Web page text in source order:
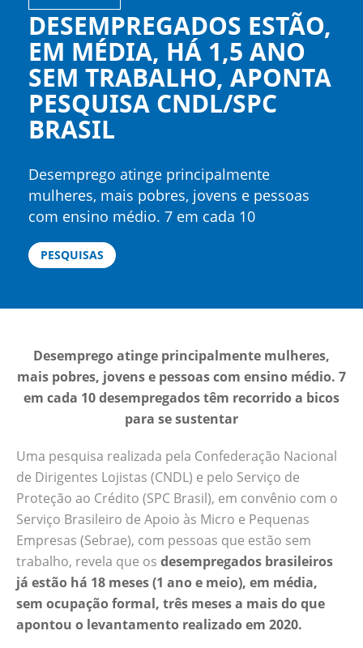
DESEMPREGADOS ESTÃO,
EM MÉDIA, HÁ 1,5 ANO
SEM TRABALHO, APONTA
PESQUISA CNDL/SPC
BRASIL
Desemprego atinge principalmente
mulheres, mais pobres, jovens e pessoas
com ensino médio. 7 em cada 10
desempregados têm recorrido a bicos para
se sustentar Uma pesquisa realizada pela
Pequenas Empresas (Sebrae), com pessoas
que estão sem trabalho, revela
que os desempregados brasileiros já estão
há 18 meses (1 ano e meio), em média, sem
ocupação formal, três meses a mais do que
apontou o levantamento realizado em 2020.
A pesquisa também mostra que 64% dos
entrevistados estariam dispostos a receber
menos que a remuneração do último
emprego, um aumento de 13 pontos
percentuais em comparação a 2020. As
justificativas destacadas pelos entrevistados
apontam que para eles o mais importante
PESQUISAS
Desemprego atinge principalmente mulheres,
mais pobres, jovens e pessoas com ensino médio. 7
em cada 10 desempregados têm recorrido a bicos
para se sustentar
Uma pesquisa realizada pela Confederação Nacional
de Dirigentes Lojistas (CNDL) e pelo Serviço de
Proteção ao Crédito (SPC Brasil), em convênio com o
Serviço Brasileiro de Apoio às Micro e Pequenas
Empresas (Sebrae), com pessoas que estão sem
trabalho, revela que os desempregados brasileiros
já estão há 18 meses (1 ano e meio), em média,
sem ocupação formal, três meses a mais do que
apontou o levantamento realizado em 2020.